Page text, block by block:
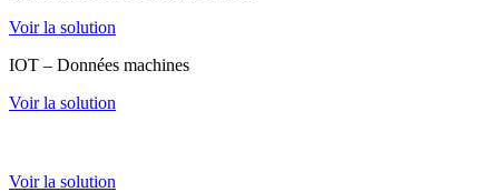
Voir la solution
IOT – Données machines
Voir la solution
Voir la solution